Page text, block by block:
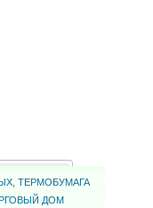
ТЕРМОБУМАГА
ДОМ